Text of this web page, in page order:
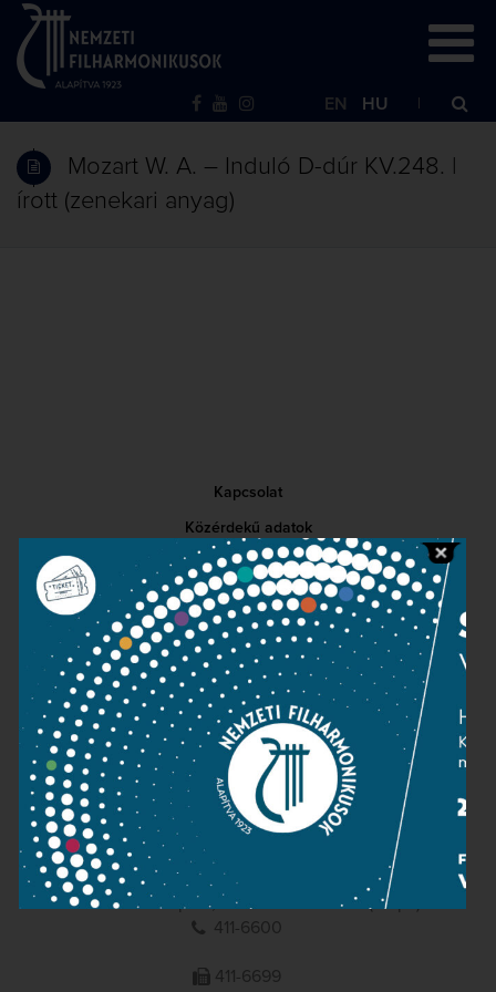
EN HU
Mozart W. A. – Induló D-dúr KV.248. |
írott (zenekari anyag)
Kapcsolat
Közérdekű adatok
Sajtószoba
Adatvédelem
Impresszum
NEMZETI
FILHARMONIKUSOK
1095 Budapest, Komor Marcell u. 1. (Müpa)
411-6600
411-6699